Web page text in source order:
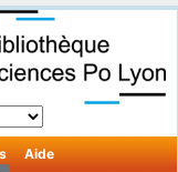
Aide